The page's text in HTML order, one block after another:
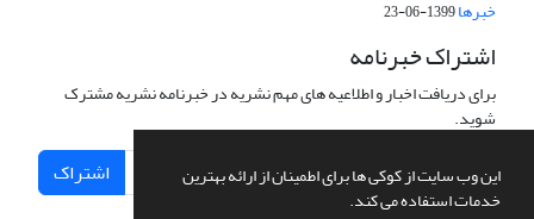
این وب سایت از کوکی ها برای اطمینان از ارائه بهترین
خدمات استفاده می کند.
خبرها1399-06-23
اشتراک خبرنامه
برای دریافت اخبار و اطلاعیه های مهم نشریه در خبرنامه نشریه مشترک
شوید.
اشتراک